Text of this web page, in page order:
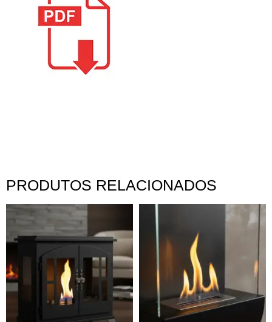
PRODUTOS RELACIONADOS